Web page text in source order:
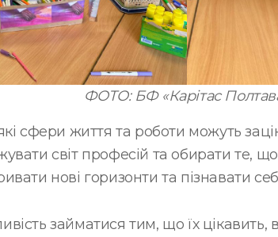
ФОТО: БФ «Карітас
сфери життя та роботи можуть
світ професій та обирати те,
нові горизонти та пізнавати
займатися тим, що їх